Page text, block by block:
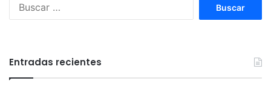
Entradas recientes